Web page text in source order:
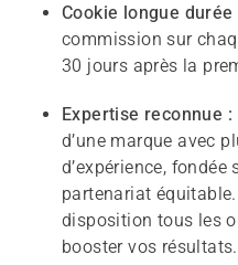
Cookie longue durée
commission sur
30 jours après la
Expertise reconnue :
d’une marque avec
d’expérience,
partenariat
disposition tous les
booster vos résultats.